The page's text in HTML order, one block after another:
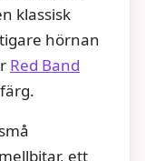
klassisk
hörnan
Red Band
ett